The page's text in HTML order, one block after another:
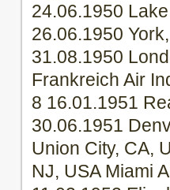
24.06.1950
26.06.1950
31.08.1950
Frankreich Air
8 16.01.1951
30.06.1951
Union City, CA,
NJ, USA Miami